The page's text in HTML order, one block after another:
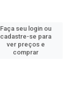
Faça seu login ou
cadastre-se para
ver preços e
comprar